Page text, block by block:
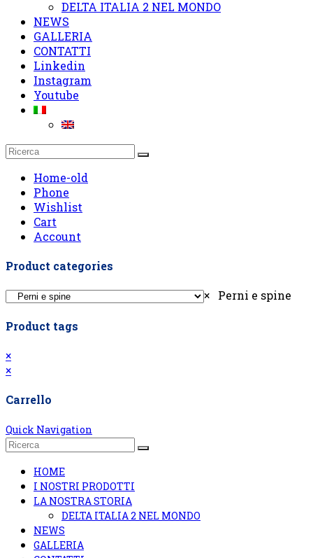
DELTA ITALIA 2 NEL MONDO
NEWS
GALLERIA
CONTATTI
Linkedin
Instagram
Youtube
Home-old
Phone
Wishlist
Cart
Account
Product categories
× Perni e spine
Product tags
×
×
Carrello
Quick Navigation
HOME
I NOSTRI PRODOTTI
LA NOSTRA STORIA
DELTA ITALIA 2 NEL MONDO
NEWS
GALLERIA